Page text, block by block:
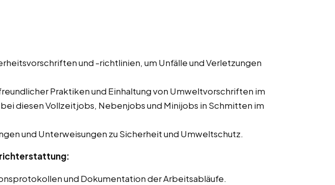
und -richtlinien, um Unfälle und Verletzungen
Praktiken und Einhaltung von Umweltvorschriften im
diesen Vollzeitjobs, Nebenjobs und Minijobs in Schmitten im
und Unterweisungen zu Sicherheit und Umweltschutz.
und Dokumentation der Arbeitsabläufe.